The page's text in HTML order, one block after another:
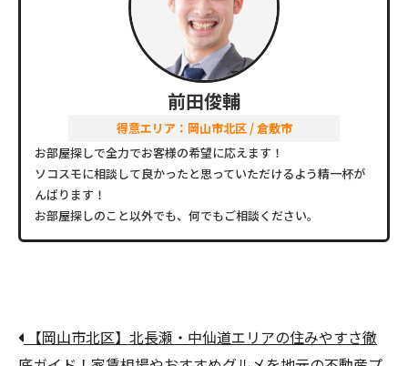
前田俊輔
得意エリア：岡山市北区 / 倉敷市
お部屋探しで全力でお客様の希望に応えます！
ソコスモに相談して良かったと思っていただけるよう精一杯が
んばります！
お部屋探しのこと以外でも、何でもご相談ください。
【岡山市北区】北長瀬・中仙道エリアの住みやすさ徹